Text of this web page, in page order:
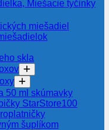
Miešacie tyčinky
miešadiel
skla
50 ml skúmavky
StarStore100
šuplíkom